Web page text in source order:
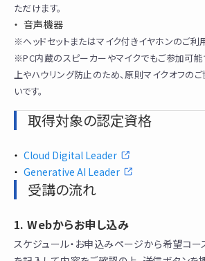
ただけます。
音声機器
※ヘッドセットまたはマイク付きイヤホンのご利
※PC内蔵のスピーカーやマイクでもご参加可能
上やハウリング防止のため、原則マイクオフの
いです。
取得対象の認定資格
Cloud Digital Leader
Generative AI Leader
受講の流れ
Webからお申し込み
スケジュール・お申込みページから希望コー